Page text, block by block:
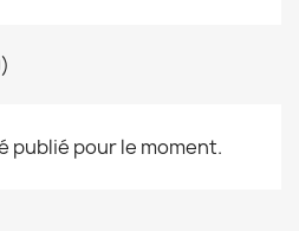
publié pour le moment.